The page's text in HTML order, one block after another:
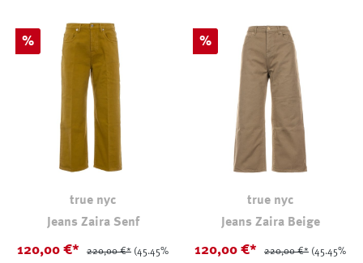
Rabatt
%
true nyc
Jeans Zaira Senf
120,00 €* 220,00 €* (45.45%
Rabatt
%
true nyc
Jeans Zaira Beige
120,00 €* 220,00 €* (45.45%